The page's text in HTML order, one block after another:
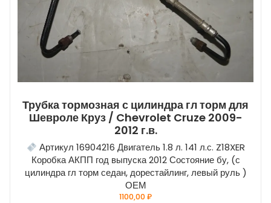
Трубка тормозная с цилиндра гл торм для
Шевроле Круз / Chevrolet Cruze 2009-
2012 г.в.
Артикул 16904216 Двигатель 1.8 л. 141 л.с. Z18XER
Коробка АКПП год выпуска 2012 Состояние бу, (с
цилиндра гл торм седан, дорестайлинг, левый руль )
ОЕМ
1100,00₽